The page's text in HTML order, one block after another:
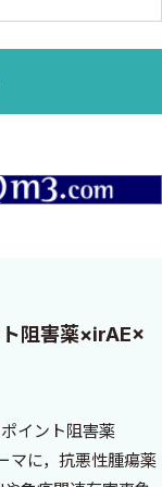
阻害薬×irAE×
イント阻害薬
マに，抗悪性腫瘍薬